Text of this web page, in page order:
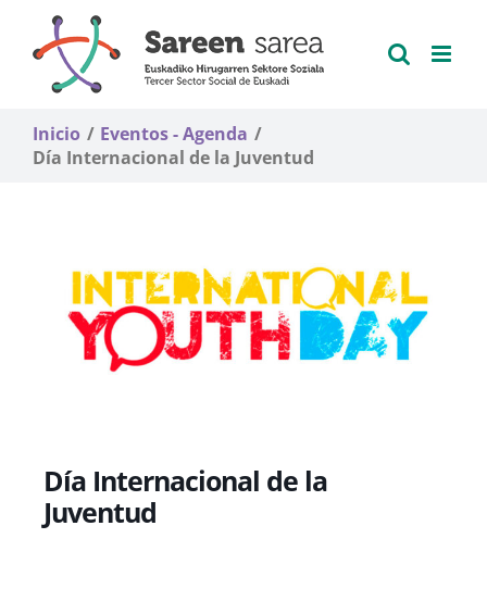
contenido
Inicio
Eventos - Agenda
Día Internacional de la Juventud
Día Internacional de la
Juventud